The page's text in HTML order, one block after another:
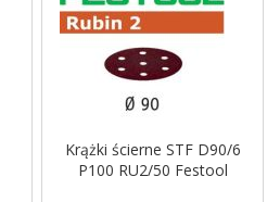
Krążki ścierne STF D90/6
P100 RU2/50 Festool